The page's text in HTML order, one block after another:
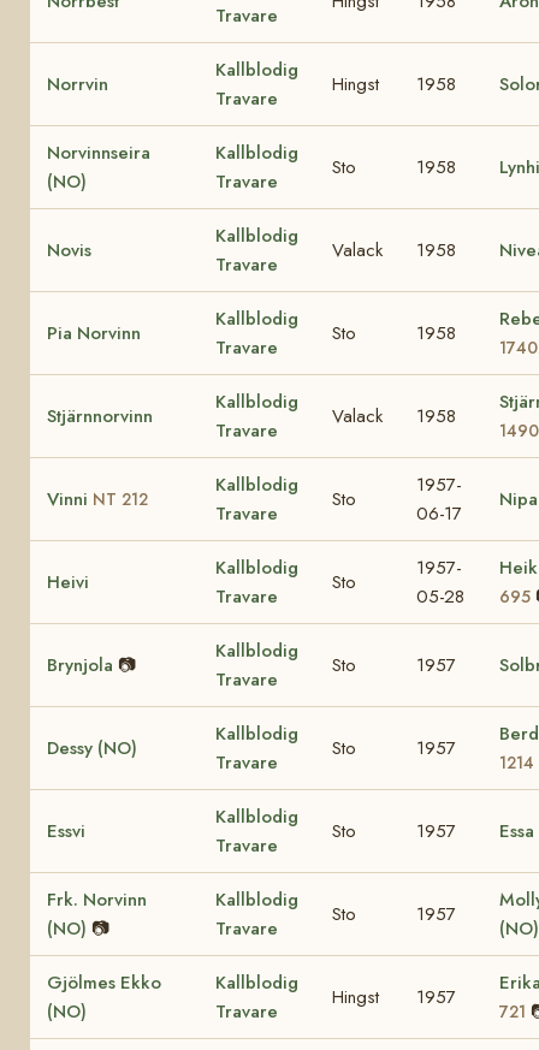
Travare
Norrvin
Kallblodig
Travare
Hingst 1958
Norvinnseira
(NO)
Kallblodig
Travare
Sto 1958
Novis
Kallblodig
Travare
Valack 1958
Pia Norvinn
Kallblodig
Travare
Sto 1958
Stjärnnorvinn
Kallblodig
Travare
Valack 1958
Vinni NT 212
Kallblodig
Travare
Sto
1957-
06-17
Nipa
Heivi
Kallblodig
Travare
Sto
1957-
05-28
695
Brynjola 📷
Kallblodig
Travare
Sto 1957
Dessy (NO)
Kallblodig
Travare
Sto 1957
1214
Essvi
Kallblodig
Travare
Sto 1957 Essa
Frk. Norvinn
(NO) 📷
Kallblodig
Travare
Sto 1957
Gjölmes Ekko
(NO)
Kallblodig
Travare
Hingst 1957
721